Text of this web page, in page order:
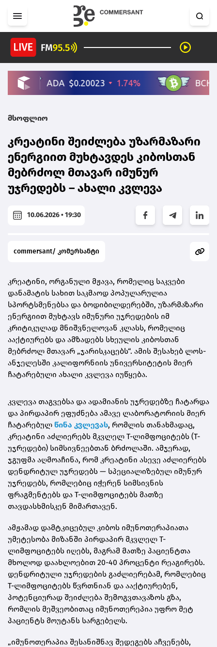
მსოფლიო
კრეატინი შეიძლება უზარმაზარი
ენერგიით მუხტავდეს კიბოსთან
მებრძოლ მთავარ იმუნურ
უჯრედებს – ახალი კვლევა
10.06.2026 • 19:30
commersant/ კომერსანტი
კრეატინი, ორგანული მჟავა, რომელიც საკვები
დანამატის სახით საკმაოდ პოპულარულია
სპორტსმენებსა და ბოდიბილდერებში, უზარმაზარი
ენერგიით მუხტავს იმუნური უჯრედების იმ
კრიტიკულად მნიშვნელოვან კლასს, რომელიც
ააქტიურებს და ამზადებს სხეულის კიბოსთან
მებრძოლ მთავარ „ჯარისკაცებს“. ამის შესახებ ლოს-
ანჯელესში კალიფორნიის უნივერსიტეტის მიერ
ჩატარებული ახალი კვლევა იუწყება.
კვლევა თაგვებსა და ადამიანის უჯრედებზე ჩატარდა
და პირდაპირ ეფუძნება ამავე ლაბორატორიის მიერ
ჩატარებულ წინა კვლევას, რომლის თანახმადაც,
კრეატინი აძლიერებს მკვლელ T-ლიმფოციტებს (T-
უჯრედები) სიმსივნეებთან ბრძოლაში. ამჯერად,
ჯგუფმა აღმოაჩინა, რომ კრეატინი ასევე აძლიერებს
დენდრიტულ უჯრედებს — სპეციალიზებულ იმუნურ
უჯრედებს, რომლებიც იჭერენ სიმსივნის
ფრაგმენტებს და T-ლიმფოციტებს მათზე
თავდასხმისკენ მიმართავენ.
ამჟამად დამტკიცებულ კიბოს იმუნოთერაპიათა
უმეტესობა მიზანში პირდაპირ მკვლელ T-
ლიმფოციტებს იღებს, მაგრამ მათზე პაციენტთა
მხოლოდ დაახლოებით 20-40 პროცენტი რეაგირებს.
დენდრიტული უჯრედების გაძლიერებამ, რომლებიც
T-ლიმფოციტებს წვრთნიან და ააქტიურებენ,
პოტენციურად შეიძლება შემოგვთავაზოს გზა,
რომლის მეშვეობითაც იმუნოთერეპია უფრო მეტ
პაციენტს მოუტანს სარგებელს.
„იმუნოთერაპია შესანიშნავ შედეგებს აჩვენებს,